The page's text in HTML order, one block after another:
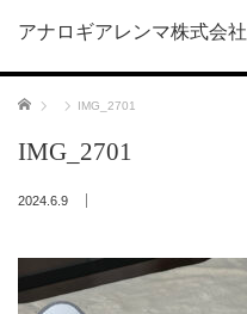
アナロギアレンマ株式会社
ホーム IMG_2701
IMG_2701
2024.6.9